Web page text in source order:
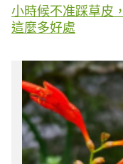
小時候不准踩草皮
這麼多好處